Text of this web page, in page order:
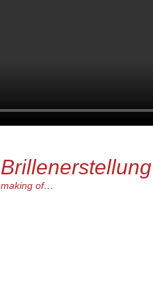
Brillenerstellung
making of…